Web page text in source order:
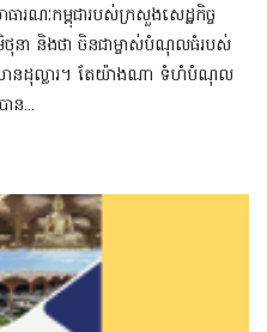
រណៈកម្ពុជារបស់ក្រសួងសេដ្ឋកិច្ច
ថុនា និងថា ចិនជាម្ចាស់បំណុលធំរបស់
ានដុល្លារ។ តែយ៉ាងណា ទំហំបំណុល
ន​​​​...